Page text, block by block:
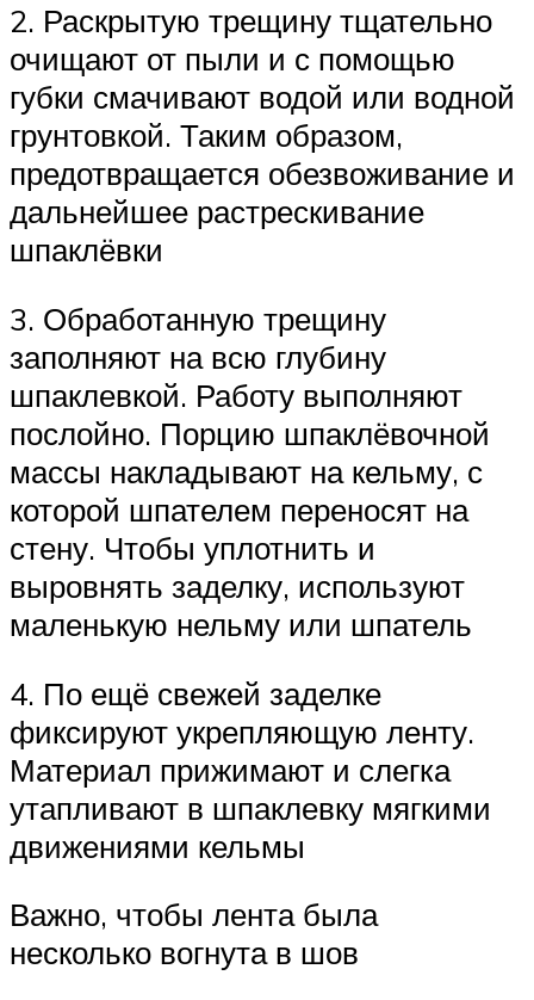
2. Раскрытую трещину тщательно
очищают от пыли и с помощью
губки смачивают водой или водной
грунтовкой. Таким образом,
предотвращается обезвоживание и
дальнейшее растрескивание
шпаклёвки
3. Обработанную трещину
заполняют на всю глубину
шпаклевкой. Работу выполняют
послойно. Порцию шпаклёвочной
массы накладывают на кельму, с
которой шпателем переносят на
стену. Чтобы уплотнить и
выровнять заделку, используют
маленькую нельму или шпатель
4. По ещё свежей заделке
фиксируют укрепляющую ленту.
Материал прижимают и слегка
утапливают в шпаклевку мягкими
движениями кельмы
Важно, чтобы лента была
несколько вогнута в шов